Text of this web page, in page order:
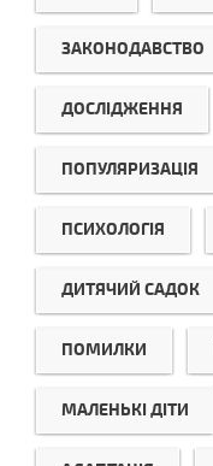
ЗАКОНОДАВСТВО
ДОСЛІДЖЕННЯ
ПОПУЛЯРИЗАЦІЯ
ПСИХОЛОГІЯ
ДИТЯЧИЙ САДОК
ПОМИЛКИ
МАЛЕНЬКІ ДІТИ